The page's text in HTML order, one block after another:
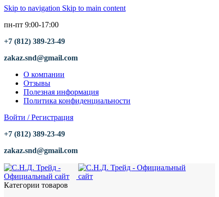
Skip to navigation Skip to main content
пн-пт 9:00-17:00
+7 (812) 389-23-49
zakaz.snd@gmail.com
О компании
Отзывы
Полезная информация
Политика конфиденциальности
Войти / Регистрация
+7 (812) 389-23-49
zakaz.snd@gmail.com
Категории товаров